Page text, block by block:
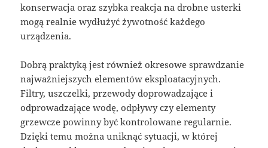
konserwacja oraz szybka reakcja na drobne usterki
mogą realnie wydłużyć żywotność każdego
urządzenia.
Dobrą praktyką jest również okresowe sprawdzanie
najważniejszych elementów eksploatacyjnych.
Filtry, uszczelki, przewody doprowadzające i
odprowadzające wodę, odpływy czy elementy
grzewcze powinny być kontrolowane regularnie.
Dzięki temu można uniknąć sytuacji, w której